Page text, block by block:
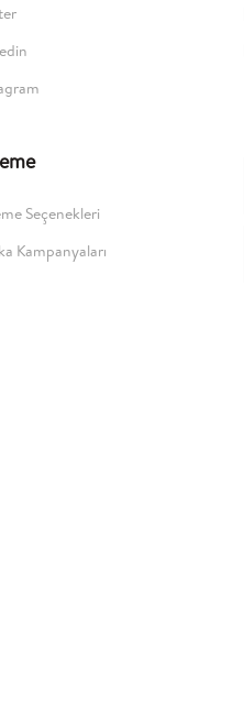
Seçenekleri
Kampanyaları